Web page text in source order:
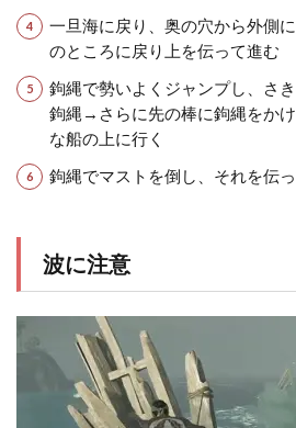
一旦海に戻り、奥の穴から外側
のところに戻り上を伝って進む
鉤縄で勢いよくジャンプし、さ
鉤縄→さらに先の棒に鉤縄をか
な船の上に行く
鉤縄でマストを倒し、それを伝
波に注意